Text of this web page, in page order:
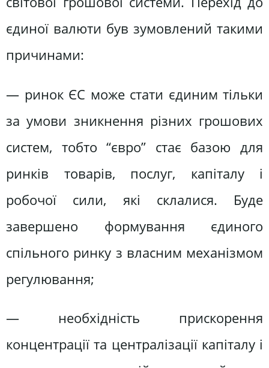
єдиної валюти був зумовлений такими
причинами:
— ринок ЄС може стати єдиним тільки
за умови зникнення різних грошових
систем, тобто “євро” стає базою для
ринків товарів, послуг, капіталу і
робочої сили, які склалися. Буде
завершено формування єдиного
спільного ринку з власним механізмом
регулювання;
— необхідність прискорення
концентрації та централізації капіталу і